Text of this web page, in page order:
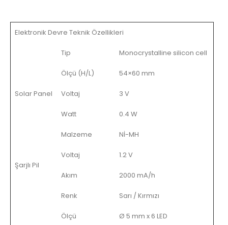
Elektronik Devre Teknik Özellikleri
Solar Panel
Tip Monocrystalline silicon cell
Ölçü (H/L) 54×60 mm
Voltaj 3 V
Watt 0.4 W
Malzeme Nİ-MH
Şarjlı Pil
Voltaj 1.2 V
Akım 2000 mA/h
Renk Sarı / Kırmızı
Ölçü Ø 5 mm x 6 LED